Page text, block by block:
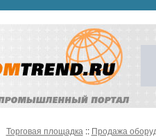
Торговая площадка:: Продажа